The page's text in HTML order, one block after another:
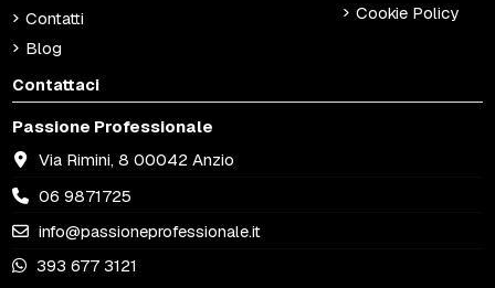
Contatti
Blog
Cookie Policy
Contattaci
Passione Professionale
Via Rimini, 8 00042 Anzio
06 9871725
info@passioneprofessionale.it
393 677 3121